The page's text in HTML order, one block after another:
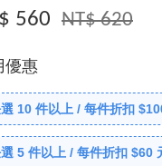
560 NT$ 620
優惠
10 件以上 / 每件折扣
5 件以上 / 每件折扣 $60